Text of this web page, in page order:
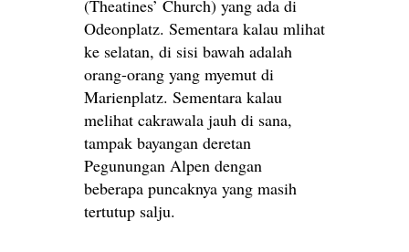
(Theatines’ Church) yang ada di
Odeonplatz. Sementara kalau mlihat
ke selatan, di sisi bawah adalah
orang-orang yang myemut di
Marienplatz. Sementara kalau
melihat cakrawala jauh di sana,
tampak bayangan deretan
Pegunungan Alpen dengan
beberapa puncaknya yang masih
tertutup salju.